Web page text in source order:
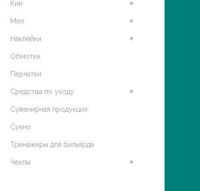
Кии
Мел
Наклейки
Обмотки
Перчатки
Средства по уходу
Сувенирная продукция
Сукно
Тренажеры для бильярда
Чехлы